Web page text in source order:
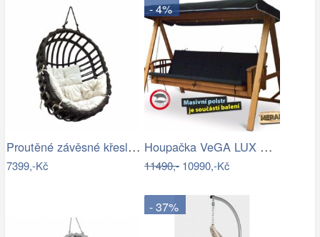
Proutěné závěsné křeslo Lena, hnědý rám…
7399,-Kč
- 4%
Houpačka VeGA LUX GREEN Mdum
11490,-10990,-Kč
- 37%